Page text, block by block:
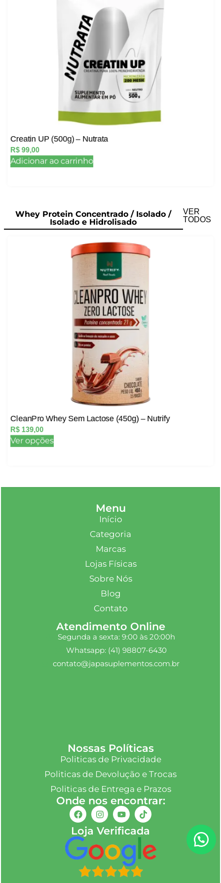
Creatin UP (500g) – Nutrata
R$ 99,00
Adicionar ao carrinho
Whey Protein Concentrado / Isolado /
Isolado e Hidrolisado
VER
TODOS
CleanPro Whey Sem Lactose (450g) – Nutrify
R$ 139,00
Ver opções
Menu
Início
Categoria
Marcas
Lojas Físicas
Sobre Nós
Blog
Contato
Atendimento Online
Segunda a sexta: 9:00 às 20:00h
Whatsapp: (41) 98807-6430
contato@japasuplementos.com.br
Nossas Políticas
Politicas de Privacidade
Politicas de Devolução e Trocas
Politicas de Entrega e Prazos
Onde nos encontrar:
Loja Verificada